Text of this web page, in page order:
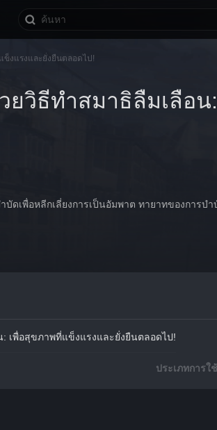
งแรงและยั่งยืนตลอดไป!
ยวิธีทำสมาธิลืมเลือ
บัดเพื่อหลีกเลี่ยงการเป็นอัมพาต ทายาทของการ
เพื่อสุขภาพที่แข็งแรงและยั่งยืนตลอดไป!
ประเภทการใ